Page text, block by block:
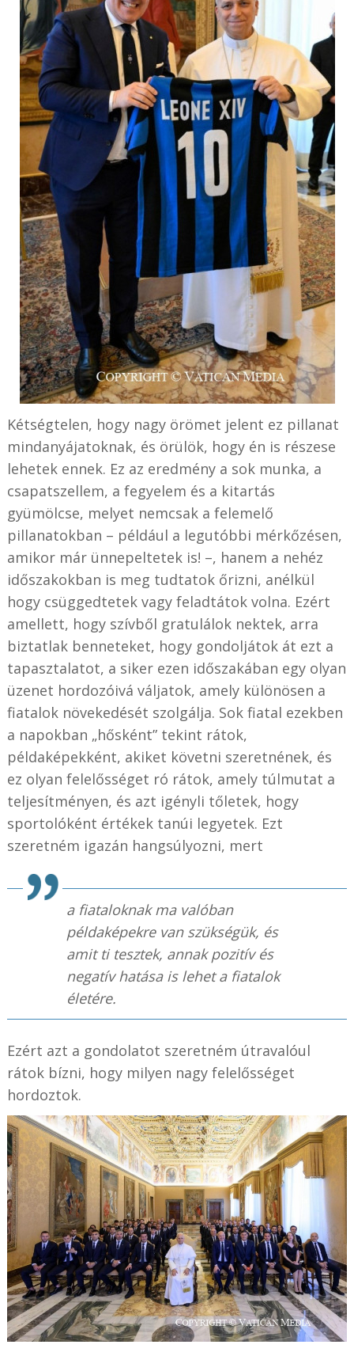
Kétségtelen, hogy nagy örömet jelent ez pillanat
mindanyájatoknak, és örülök, hogy én is részese
lehetek ennek. Ez az eredmény a sok munka, a
csapatszellem, a fegyelem és a kitartás
gyümölcse, melyet nemcsak a felemelő
pillanatokban – például a legutóbbi mérkőzésen,
amikor már ünnepeltetek is! –, hanem a nehéz
időszakokban is meg tudtatok őrizni, anélkül
hogy csüggedtetek vagy feladtátok volna. Ezért
amellett, hogy szívből gratulálok nektek, arra
biztatlak benneteket, hogy gondoljátok át ezt a
tapasztalatot, a siker ezen időszakában egy olyan
üzenet hordozóivá váljatok, amely különösen a
fiatalok növekedését szolgálja. Sok fiatal ezekben
a napokban „hősként” tekint rátok,
példaképekként, akiket követni szeretnének, és
ez olyan felelősséget ró rátok, amely túlmutat a
teljesítményen, és azt igényli tőletek, hogy
sportolóként értékek tanúi legyetek. Ezt
szeretném igazán hangsúlyozni, mert
a fiataloknak ma valóban
példaképekre van szükségük, és
amit ti tesztek, annak pozitív és
negatív hatása is lehet a fiatalok
életére.
Ezért azt a gondolatot szeretném útravalóul
rátok bízni, hogy milyen nagy felelősséget
hordoztok.